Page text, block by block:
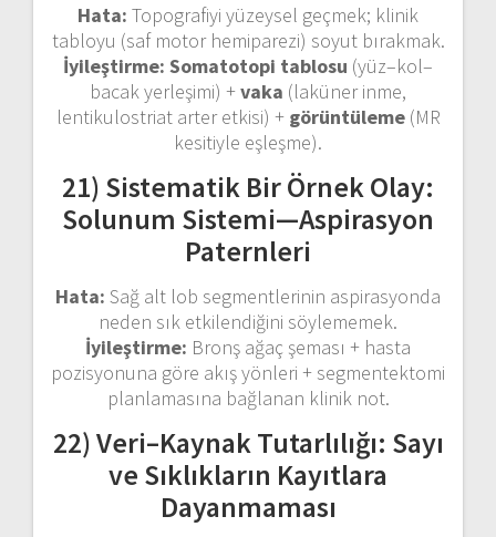
Hata: Topografiyi yüzeysel geçmek; klinik
tabloyu (saf motor hemiparezi) soyut bırakmak.
İyileştirme: Somatotopi tablosu (yüz–kol–
bacak yerleşimi) +vaka (laküner inme,
lentikulostriat arter etkisi) + görüntüleme(MR
kesitiyle eşleşme).
21) Sistematik Bir Örnek Olay:
Solunum Sistemi—Aspirasyon
Paternleri
Hata: Sağ alt lob segmentlerinin aspirasyonda
neden sık etkilendiğini söylememek.
İyileştirme: Bronş ağaç şeması + hasta
pozisyonuna göre akış yönleri + segmentektomi
planlamasına bağlanan klinik not.
22) Veri–Kaynak Tutarlılığı: Sayı
ve Sıklıkların Kayıtlara
Dayanmaması